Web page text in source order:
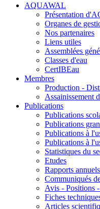
AQUAWAL
Présentation
Organes de
Nos partenaires
Liens utiles
Assemblées
Classes d'eau
CertIBEau
Membres
Production -
Assainissement
Publications
Publications
Publications
Publications à
Publications à
Statistiques du
Etudes
Rapports
Communiqués
Avis - Positions
Fiches
Articles